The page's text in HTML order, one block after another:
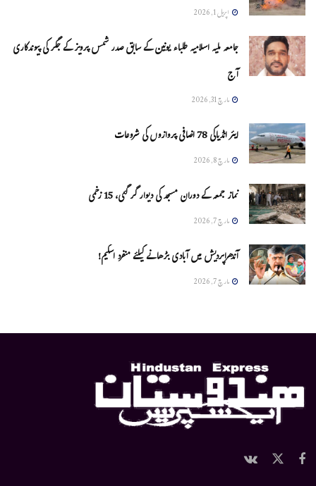
اپریل 1, 2026
جامعہ ملیہ اسلامیہ طلباء یونین کے سابق صدر شمس پرویز کے جگر کی پیوندکاری
آج
مارچ 31, 2026
ایئر انڈیاکی 78 اضافی پروازوں کی شروعات
مارچ 8, 2026
نماز جمعہ کے دوران مسجد کی دیوار گر گئی، 15 زخمی
مارچ 7, 2026
آندھراپردیش میں آبادی بڑھانے کیلئے منفرد اسکیم!
مارچ 7, 2026